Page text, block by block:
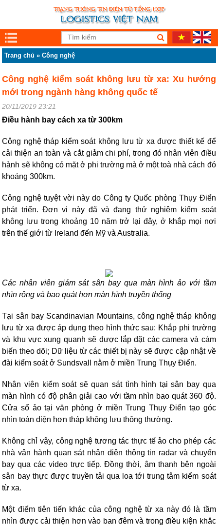
Trang chủ »Công nghệ
Công nghệ kiểm soát không lưu từ xa: Xu hướng
mới trong ngành hàng không quốc tế
20/11/2019 23:21
Điều hành bay cách xa từ 300km
Công nghệ tháp kiểm soát không lưu từ xa được thiết kế để
cải thiện an toàn và cắt giảm chi phí, trong đó nhân viên điều
hành sẽ không có mặt ở phi trường mà ở một toà nhà cách đó
khoảng 300km.
Công nghệ tuyệt vời này do Công ty Quốc phòng Thụy Điển
phát triển. Đơn vị này đã và đang thử nghiệm kiểm soát
không lưu trong khoảng 10 năm trở lại đây, ở khắp mọi nơi
trên thế giới từ Ireland đến Mỹ và Australia.
Các nhân viên giám sát sân bay qua màn hình ảo với tầm
nhìn rộng và bao quát hơn màn hình truyền thống
Tại sân bay Scandinavian Mountains, công nghệ tháp không
lưu từ xa được áp dụng theo hình thức sau: Khắp phi trường
và khu vực xung quanh sẽ được lắp đặt các camera và cảm
biến theo dõi; Dữ liệu từ các thiết bị này sẽ được cập nhật về
đài kiểm soát ở Sundsvall nằm ở miền Trung Thụy Điển.
Nhân viên kiểm soát sẽ quan sát tình hình tại sân bay qua
màn hình có độ phân giải cao với tầm nhìn bao quát 360 độ.
Cửa sổ ảo tại văn phòng ở miền Trung Thụy Điển tạo góc
nhìn toàn diện hơn tháp không lưu thông thường.
Không chỉ vậy, công nghệ tương tác thực tế ảo cho phép các
nhà vận hành quan sát nhận diện thông tin radar và chuyến
bay qua các video trực tiếp. Đồng thời, âm thanh bên ngoài
sân bay thực được truyền tải qua loa tới trung tâm kiểm soát
từ xa.
Một điểm tiên tiến khác của công nghệ từ xa này đó là tầm
nhìn được cải thiện hơn vào ban đêm và trong điều kiện khắc